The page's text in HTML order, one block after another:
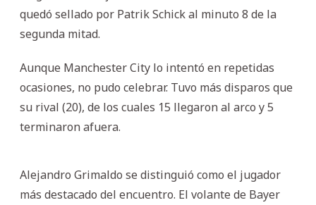
quedó sellado por Patrik Schick al minuto 8 de la
segunda mitad.
Aunque Manchester City lo intentó en repetidas
ocasiones, no pudo celebrar. Tuvo más disparos que
su rival (20), de los cuales 15 llegaron al arco y 5
terminaron afuera.
Alejandro Grimaldo se distinguió como el jugador
más destacado del encuentro. El volante de Bayer